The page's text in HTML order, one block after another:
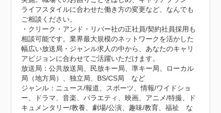
ライフスタイルに合わせた働き方の変更など、なんでも
ご相談ください。
・クリーク・アンド・リバー社の正社員/契約社員採用も
相談可能です。業界最大規模のネットワークを活かした
幅広い放送局・ジャンル求人の中から、あなたのキャリ
アビジョンに合わせてご活躍いただけます。
放送局：公共放送局、民放キー局、準キー局、ローカル
局（地方局）、独立局、BS/CS局　など
ジャンル：ニュース/報道、スポーツ、情報/ワイドショ
ー、ドラマ、音楽、バラエティ、映画、アニメ/特撮、ド
キュメンタリー/教養、劇場/公演、趣味/教育、福祉　な